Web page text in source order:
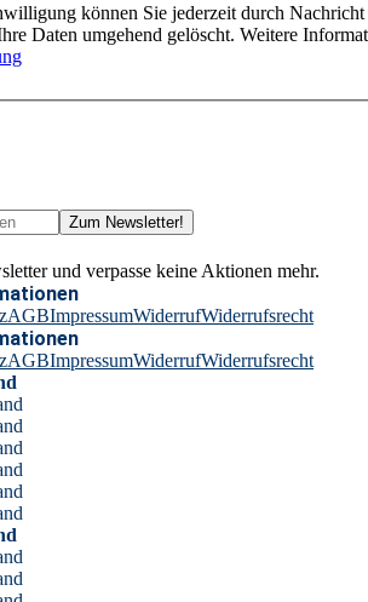
können Sie jederzeit durch
Daten umgehend gelöscht. Weitere
Zum Newsletter!
und verpasse keine Aktionen mehr.
AGBImpressumWiderrufWiderrufsrecht
AGBImpressumWiderrufWiderrufsrecht